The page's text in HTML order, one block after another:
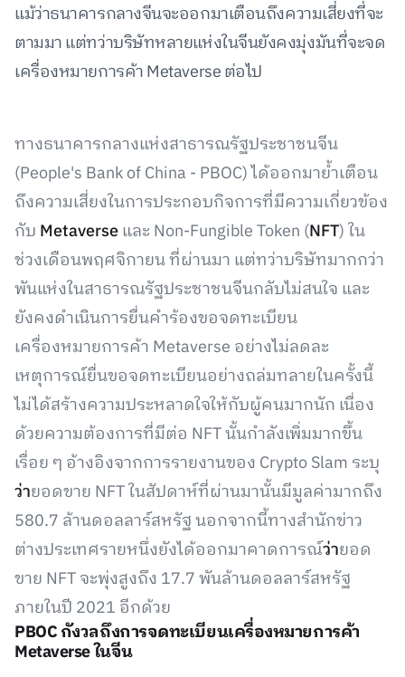
แม้ว่าธนาคารกลางจีนจะออกมาเตือนถึงความเสี่ยงที่จะ
ตามมา แต่ทว่าบริษัทหลายแห่งในจีนยังคงมุ่งมันที่จะจด
เครื่องหมายการค้า Metaverse ต่อไป
ทางธนาคารกลางแห่งสาธารณรัฐประชาชนจีน
(People's Bank of China - PBOC) ได้ออกมาย้ำเตือน
ถึงความเสี่ยงในการประกอบกิจการที่มีความเกี่ยวข้อง
กับ Metaverseและ Non-Fungible Token (NFT) ใน
ช่วงเดือนพฤศจิกายน ที่ผ่านมา แต่ทว่าบริษัทมากกว่า
พันแห่งในสาธารณรัฐประชาชนจีนกลับไม่สนใจ และ
ยังคงดำเนินการยื่นคำร้องขอจดทะเบียน
เครื่องหมายการค้า Metaverse อย่างไม่ลดละ
เหตุการณ์ยื่นขอจดทะเบียนอย่างถล่มทลายในครั้งนี้
ไม่ได้สร้างความประหลาดใจให้กับผู้คนมากนัก เนื่อง
ด้วยความต้องการที่มีต่อ NFT นั้นกำลังเพิ่มมากขึ้น
เรื่อย ๆ อ้างอิงจากการรายงานของ Crypto Slam ระบุ
ว่ายอดขาย NFT ในสัปดาห์ที่ผ่านมานั้นมีมูลค่ามากถึง
580.7 ล้านดอลลาร์สหรัฐ นอกจากนี้ทางสำนักข่าว
ต่างประเทศรายหนึ่งยังได้ออกมาคาดการณ์ว่ายอด
ขาย NFT จะพุ่งสูงถึง 17.7 พันล้านดอลลาร์สหรัฐ
ภายในปี 2021 อีกด้วย
PBOC กังวลถึงการจดทะเบียนเครื่องหมายการค้า
Metaverse ในจีน